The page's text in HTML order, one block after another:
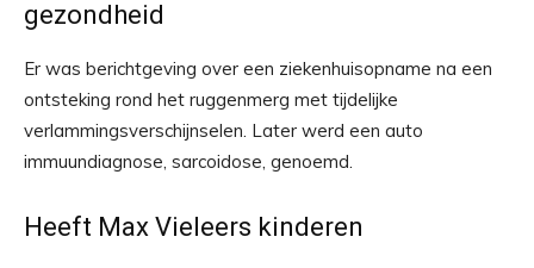
gezondheid
Er was berichtgeving over een ziekenhuisopname na een
ontsteking rond het ruggenmerg met tijdelijke
verlammingsverschijnselen. Later werd een auto
immuundiagnose, sarcoidose, genoemd.
Heeft Max Vieleers kinderen